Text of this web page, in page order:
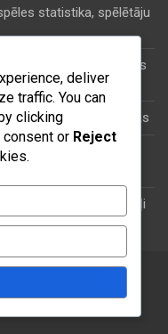
statistika, spēlētāju
meta izmaiņas, kopienas
griesti, finansiālās sekas
laukuma stāvoklis,
ziņojumi, Attīstības ceļi
by:
deliver
traffic. You can
clicking
consent or Reject